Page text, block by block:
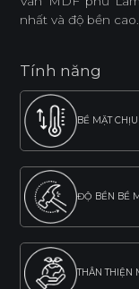
nhất và độ bền cao.
Tính năng
BỀ MẶT
ĐỘ BỀN BỀ
THÂN THIỆN